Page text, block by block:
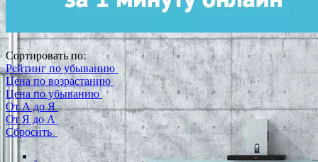
Сортировать по:
Рейтинг по убыванию
Цена по возрастанию
Цена по убыванию
От А до Я
От Я до А
Сбросить